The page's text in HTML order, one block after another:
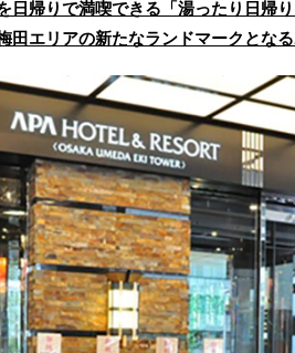
日帰りで満喫できる「湯ったり日帰
エリアの新たなランドマークとなる